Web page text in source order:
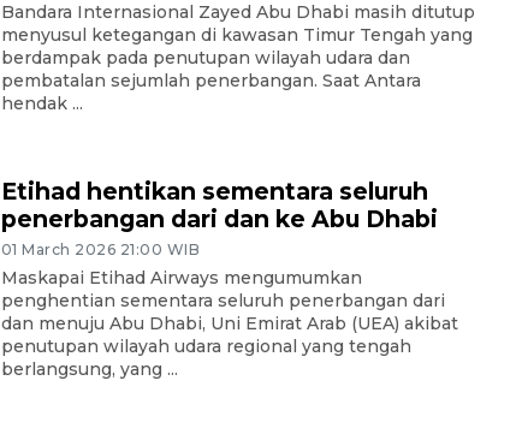
Bandara Internasional Zayed Abu Dhabi masih ditutup
menyusul ketegangan di kawasan Timur Tengah yang
berdampak pada penutupan wilayah udara dan
pembatalan sejumlah penerbangan. Saat Antara
hendak ...
Etihad hentikan sementara seluruh
penerbangan dari dan ke Abu Dhabi
01 March 2026 21:00 WIB
Maskapai Etihad Airways mengumumkan
penghentian sementara seluruh penerbangan dari
dan menuju Abu Dhabi, Uni Emirat Arab (UEA) akibat
penutupan wilayah udara regional yang tengah
berlangsung, yang ...